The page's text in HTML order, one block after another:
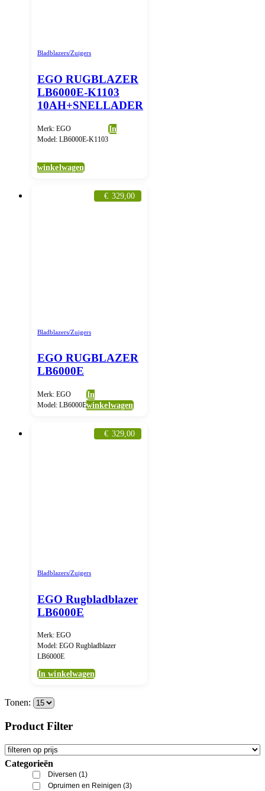
Bladblazers/Zuigers
EGO RUGBLAZER
LB6000E-K1103
10AH+SNELLADER
Merk: EGO
Model: LB6000E-K1103
In
winkelwagen
€ 329,00
Bladblazers/Zuigers
EGO RUGBLAZER
LB6000E
Merk: EGO
Model: LB6000E
In
winkelwagen
€ 329,00
Bladblazers/Zuigers
EGO Rugbladblazer
LB6000E
Merk: EGO
Model: EGO Rugbladblazer
LB6000E
In winkelwagen
Tonen:
Product Filter
Categorieën
Diversen (1)
Opruimen en Reinigen (3)